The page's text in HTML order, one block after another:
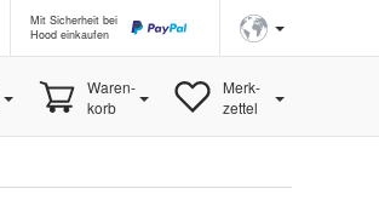
Mit Sicherheit bei
Hood einkaufen
Waren-
korb
Merk-
zettel